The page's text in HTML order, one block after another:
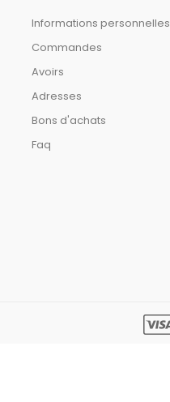
Informations personnelles
Commandes
Avoirs
Adresses
Bons d'achats
Faq